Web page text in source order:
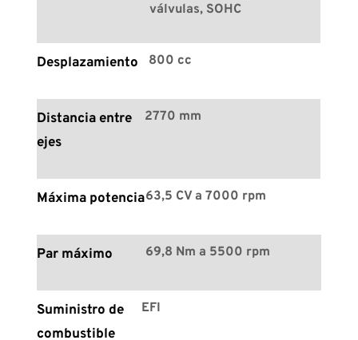
válvulas, SOHC
Desplazamiento 800 cc
Distancia entre
ejes
2770 mm
Máxima potencia63,5 CV a 7000 rpm
Par máximo 69,8 Nm a 5500 rpm
Suministro de
combustible
EFI